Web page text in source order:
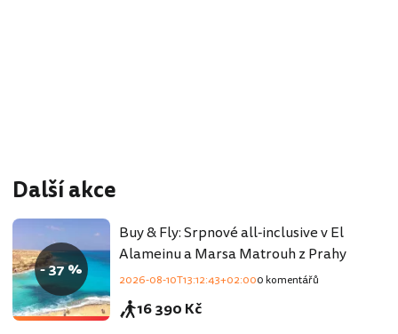
Další akce
- 37 %
Buy & Fly: Srpnové all-inclusive v El
Alameinu a Marsa Matrouh z Prahy
2026-08-10T13:12:43+02:000 komentářů
16 390 Kč